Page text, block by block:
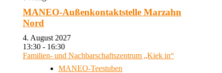
MANEO-Außenkontaktstelle Marzahn
Nord
4. August 2027
13:30 - 16:30
Familien- und Nachbarschaftszentrum „Kiek in“
MANEO-Teestuben